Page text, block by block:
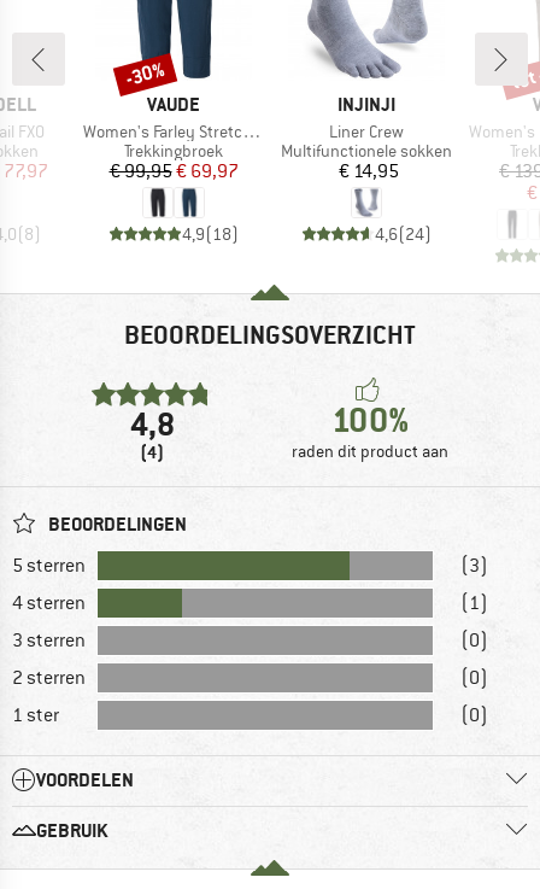
FXO
prijs
(8)
MERK
VAUDE
Artikel
Women's Farley Stretch Capri III
Productgroep
Trekkingbroek
Prijs
€ 99,95Verlaagde prijs
€ 69,97
4,9(18)
Korting
-30%
MERK
INJINJI
Artikel
Liner Crew
Productgroep
Multifunctionele sokken
Prijs
€ 14,95
4,6(24)
Artikel
Women's Farley
€
BEOORDELINGSOVERZICHT
4,8
(4)
100%
raden dit product aan
BEOORDELINGEN
5 sterren
(3)
4 sterren
(1)
3 sterren
(0)
2 sterren
(0)
1 ster
(0)
VOORDELEN
GEBRUIK